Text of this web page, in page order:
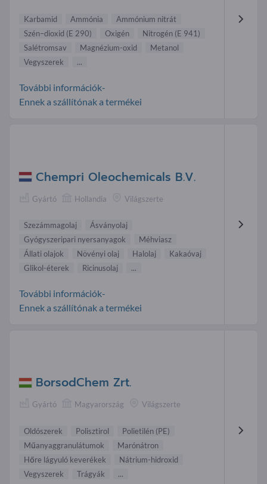
Karbamid Ammónia
Ammónium nitrát
Szén–dioxid (E 290)
Oxigén
Nitrogén (E 941)
Salétromsav
Magnézium-oxid
Metanol
Vegyszerek
...
További információk-
Ennek a szállítónak a termékei
Chempri Oleochemicals B.V.
Gyártó Hollandia Világszerte
Szezámmagolaj
Ásványolaj
Gyógyszeripari nyersanyagok
Méhviasz
Állati olajok
Növényi olaj Halolaj
Kakaóvaj
Glikol-éterek
Ricinusolaj ...
További információk-
Ennek a szállítónak a termékei
BorsodChem Zrt.
Gyártó Magyarország Világszerte
Oldószerek Polisztirol
Polietilén (PE)
Műanyaggranulátumok
Marónátron
Hőre lágyuló keverékek
Nátrium-hidroxid
Vegyszerek
Trágyák ...